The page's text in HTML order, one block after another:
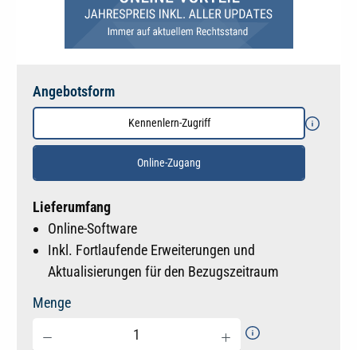
Angebotsform
Kennenlern-Zugriff
Online-Zugang
Lieferumfang
Online-Software
Inkl. Fortlaufende Erweiterungen und
Aktualisierungen für den Bezugszeitraum
Menge